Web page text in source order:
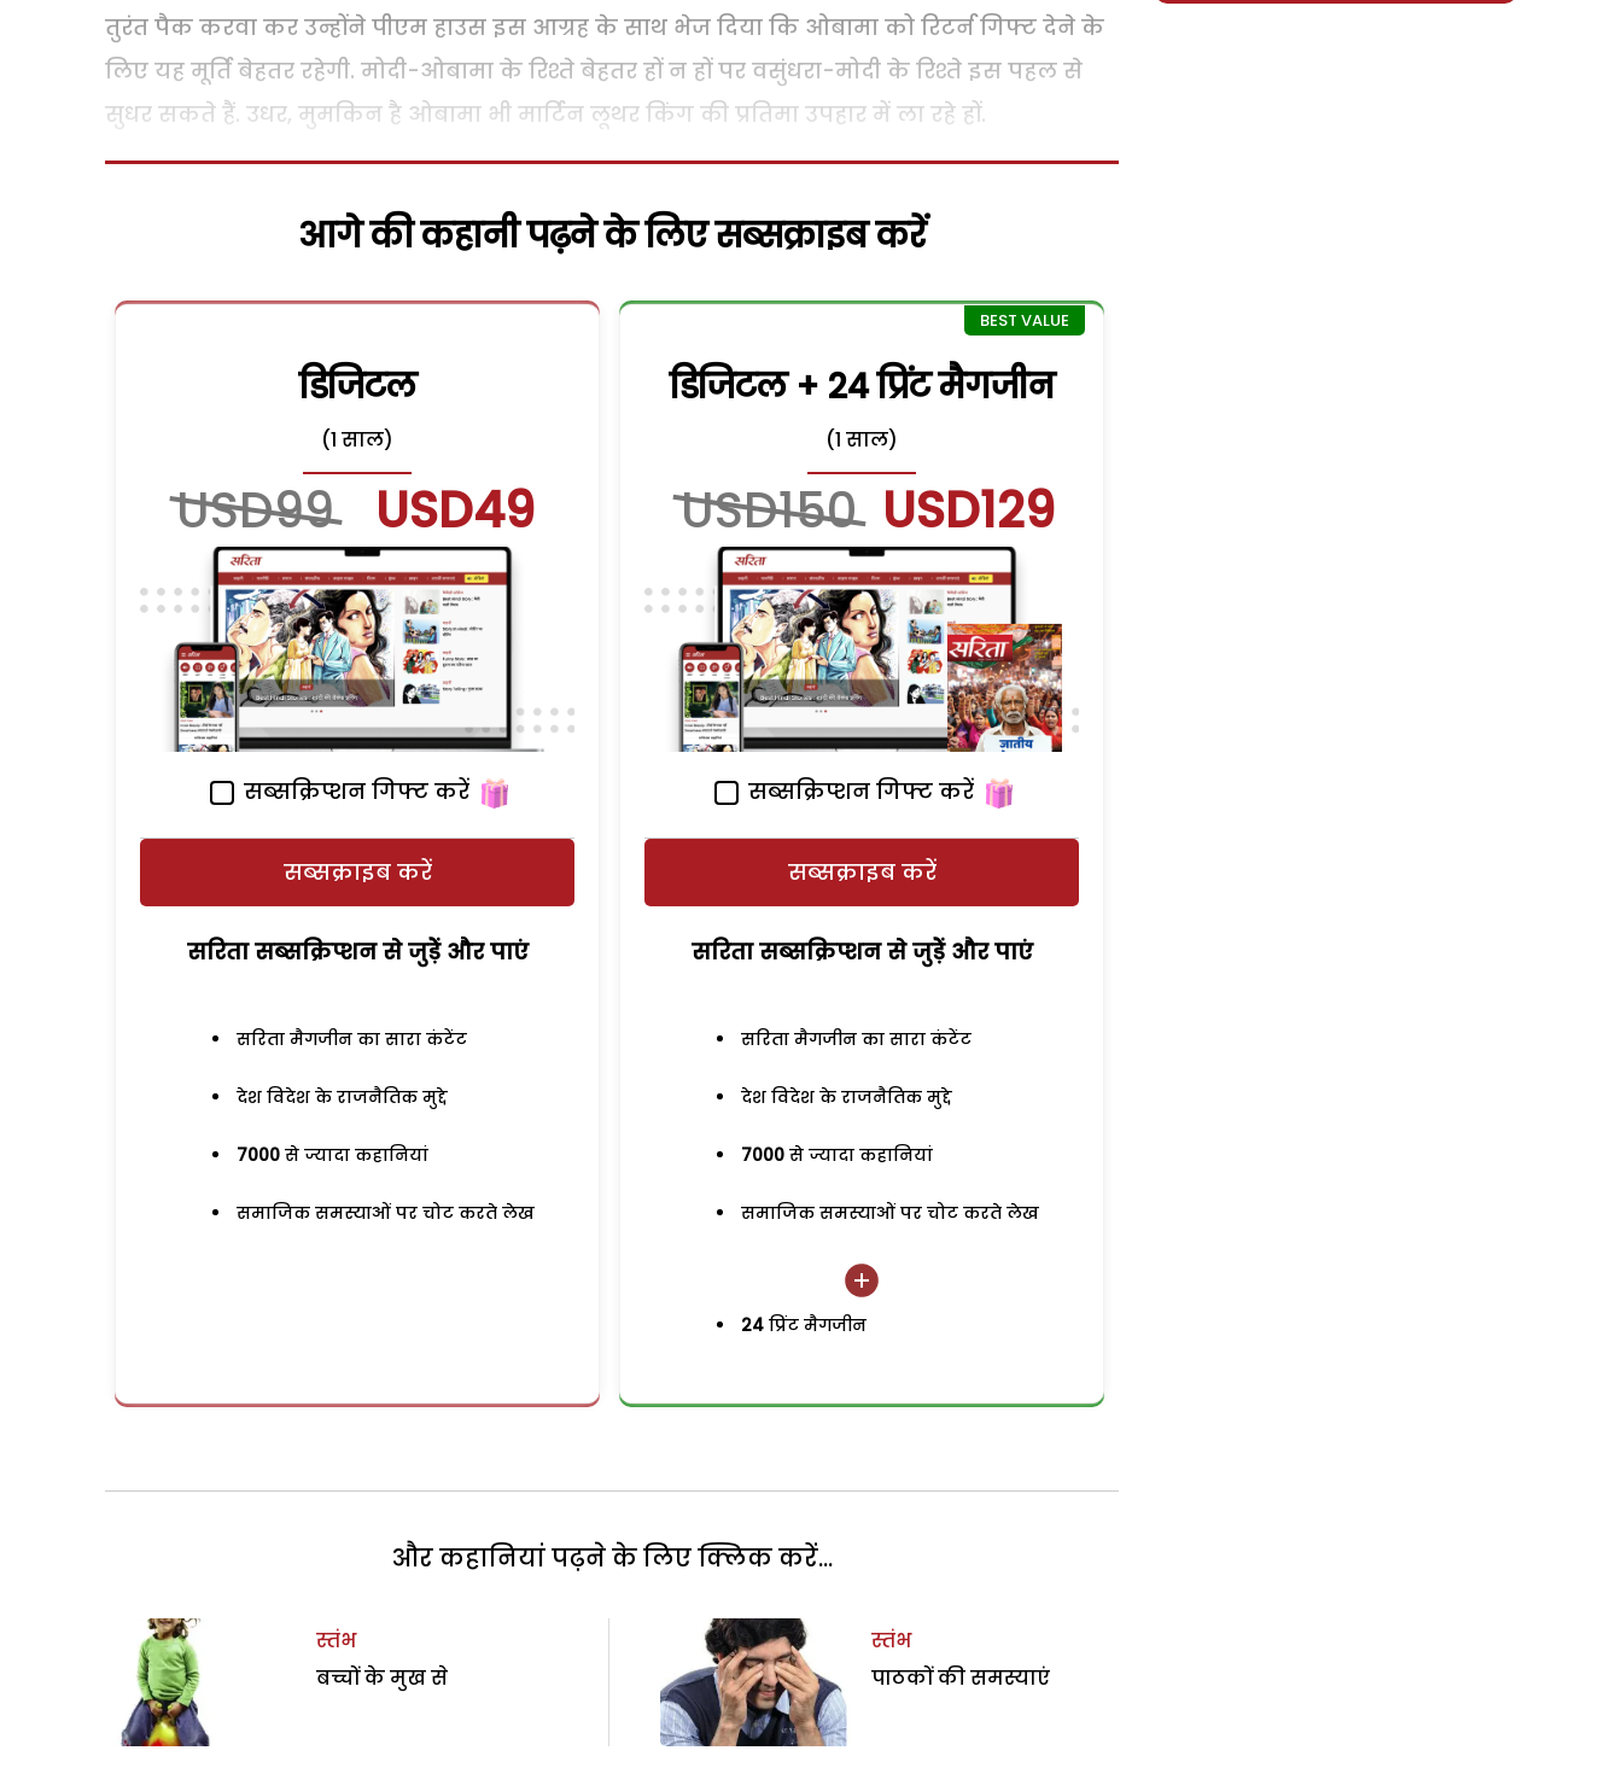
तुरंत पैक करवा कर उन्होंने पीएम हाउस इस आग्रह के साथ भेज दिया कि ओबामा को रिटर्न गिफ्ट देने के
लिए यह मूर्ति बेहतर रहेगी. मोदी-ओबामा के रिश्ते बेहतर हों न हों पर वसुंधरा-मोदी के रिश्ते इस पहल से
सुधर सकते हैं. उधर, मुमकिन है ओबामा भी मार्टिन लूथर किंग की प्रतिमा उपहार में ला रहे हों.
आगे की कहानी पढ़ने के लिए सब्सक्राइब करें
डिजिटल
(1 साल)
USD99 USD49
सब्सक्रिप्शन गिफ्ट करें
सब्सक्राइब करें
सरिता सब्सक्रिप्शन से जुड़ेें और पाएं
सरिता मैगजीन का सारा कंटेंट
देश विदेश के राजनैतिक मुद्दे
7000 से ज्यादा कहानियां
समाजिक समस्याओं पर चोट करते लेख
डिजिटल + 24 प्रिंट मैगजीन
(1 साल)
USD150 USD129
सब्सक्रिप्शन गिफ्ट करें
सब्सक्राइब करें
सरिता सब्सक्रिप्शन से जुड़ेें और पाएं
सरिता मैगजीन का सारा कंटेंट
देश विदेश के राजनैतिक मुद्दे
7000 से ज्यादा कहानियां
समाजिक समस्याओं पर चोट करते लेख
24 प्रिंट मैगजीन
और कहानियां पढ़ने के लिए क्लिक करें...
स्तंभ
बच्चों के मुख से
स्तंभ
पाठकों की समस्याएं